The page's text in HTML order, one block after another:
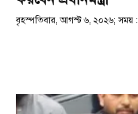
বৃহস্পতিবার, আগস্ট ৬, ২০২৬; সময়